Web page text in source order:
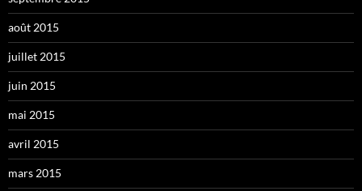
août 2015
juillet 2015
juin 2015
mai 2015
avril 2015
mars 2015